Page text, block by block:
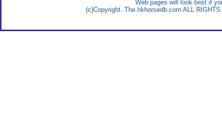
Web pages will look best if
(c)Copyright. The hkhorsedb.com ALL